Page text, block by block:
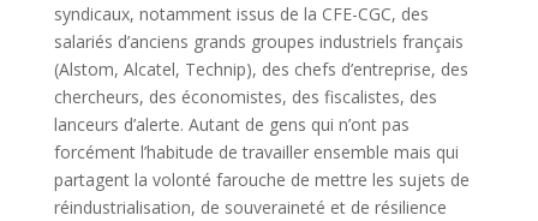
syndicaux, notamment issus de la CFE-CGC, des
salariés d’anciens grands groupes industriels français
(Alstom, Alcatel, Technip), des chefs d’entreprise, des
chercheurs, des économistes, des fiscalistes, des
lanceurs d’alerte. Autant de gens qui n’ont pas
forcément l’habitude de travailler ensemble mais qui
partagent la volonté farouche de mettre les sujets de
réindustrialisation, de souveraineté et de résilience